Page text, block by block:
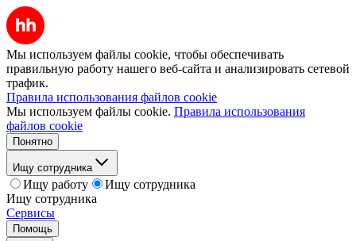
Мы используем файлы cookie, чтобы обеспечивать
правильную работу нашего веб-сайта и анализировать сетевой
трафик.
Правила использования файлов cookie
Мы используем файлы cookie. Правила использования
файлов cookie
Понятно
Ищу сотрудника
Ищу работу
Ищу сотрудника
Ищу сотрудника
Сервисы
Помощь